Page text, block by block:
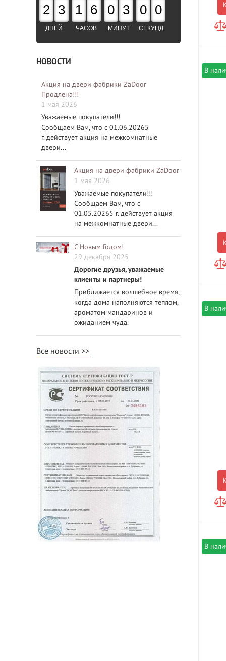
2 3
ДНЕЙ
1 6
ЧАСОВ
0 2
МИНУТ
5 9
СЕКУНД
НОВОСТИ
Акция на двери фабрики ZaDoor
Продлена!!!
1 мая 2026
Уважаемые покупатели!!!
Сообщаем Вам, что с 01.06.20265
г. действует акция на межкомнатные
двери...
Акция на двери фабрики ZaDoor
1 мая 2026
Уважаемые покупатели!!!
Сообщаем Вам, что с
01.05.20265 г. действует акция
на межкомнатные двери...
С Новым Годом!
29 декабря 2025
Дорогие друзья, уважаемые
клиенты и партнеры!
Приближается волшебное время,
когда дома наполняются теплом,
ароматом мандаринов и
ожиданием чуда.
Все новости
В
В
В